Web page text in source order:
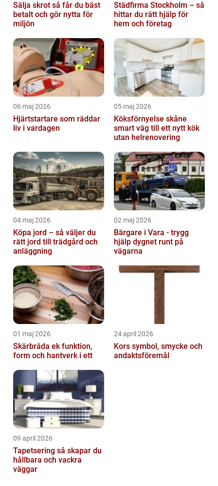
Sälja skrot så får du bäst
betalt och gör nytta för
miljön
Städfirma Stockholm – så
hittar du rätt hjälp för
hem och företag
06 maj 2026
Hjärtstartare som räddar
liv i vardagen
05 maj 2026
Köksförnyelse skåne
smart väg till ett nytt kök
utan helrenovering
04 maj 2026
Köpa jord – så väljer du
rätt jord till trädgård och
anläggning
02 maj 2026
Bärgare i Vara - trygg
hjälp dygnet runt på
vägarna
01 maj 2026
Skärbräda ek funktion,
form och hantverk i ett
24 april 2026
Kors symbol, smycke och
andaktsföremål
09 april 2026
Tapetsering så skapar du
hållbara och vackra
väggar